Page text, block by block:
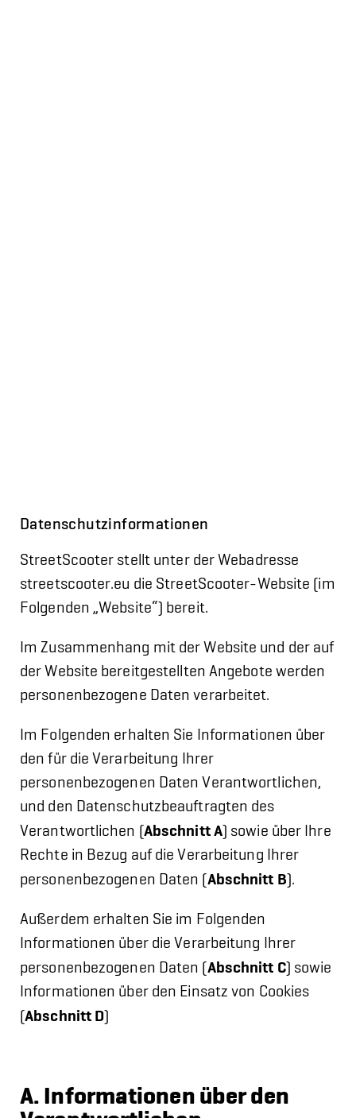
Datenschutzinformationen
StreetScooter stellt unter der Webadresse
streetscooter.eu die StreetScooter-Website (im
Folgenden „Website“) bereit.
Im Zusammenhang mit der Website und der auf
der Website bereitgestellten Angebote werden
personenbezogene Daten verarbeitet.
Im Folgenden erhalten Sie Informationen über
den für die Verarbeitung Ihrer
personenbezogenen Daten Verantwortlichen,
und den Datenschutzbeauftragten des
Verantwortlichen ( Abschnitt A) sowie über Ihre
Rechte in Bezug auf die Verarbeitung Ihrer
personenbezogenen Daten ( Abschnitt B ).
Außerdem erhalten Sie im Folgenden
Informationen über die Verarbeitung Ihrer
personenbezogenen Daten ( Abschnitt C) sowie
Informationen über den Einsatz von Cookies
(Abschnitt D
A. Informationen über den